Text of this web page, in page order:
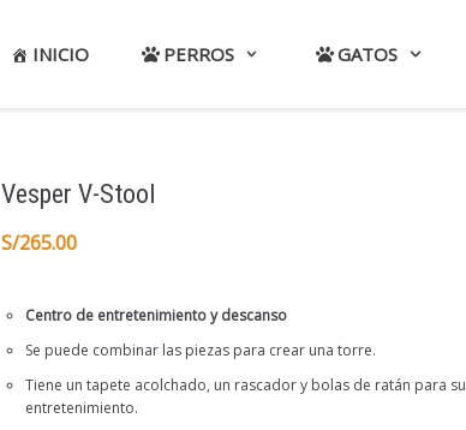
INICIO PERROS GATOS
Vesper V-Stool
S/265.00
Centro de entretenimiento y descanso
Se puede combinar las piezas para crear una torre.
Tiene un tapete acolchado, un rascador y bolas de ratán para su
entretenimiento.